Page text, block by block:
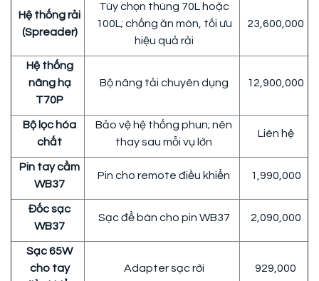
Hệ thống rải
(Spreader)
Tùy chọn thùng 70L hoặc
100L; chống ăn mòn, tối ưu
hiệu quả rải
23,600,000
Hệ thống
nâng hạ
T70P
Bộ nâng tải chuyên dụng 12,900,000
Bộ lọc hóa
chất
Bảo vệ hệ thống phun; nên
thay sau mỗi vụ lớn
Liên hệ
Pin tay cầm
WB37
Pin cho remote điều khiển 1,990,000
Đốc sạc
WB37
Sạc để bàn cho pin WB37 2,090,000
Sạc 65W
cho tay
Adapter sạc rời 929,000